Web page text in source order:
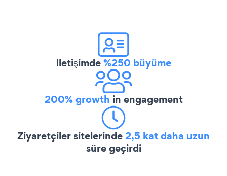
İletişimde%250 büyüme
200% growth in engagement
Ziyaretçiler sitelerinde2,5 kat daha uzun
süre geçirdi